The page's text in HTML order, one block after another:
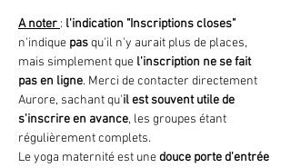
A noter : l'indication "Inscriptions closes"
n'indique pas qu'il n'y aurait plus de places,
mais simplement que l'inscription ne se fait
pas en ligne. Merci de contacter directement
Aurore, sachant qu'il est souvent utile de
s'inscrire en avance, les groupes étant
régulièrement complets.
Le yoga maternité est une douce porte d'entrée